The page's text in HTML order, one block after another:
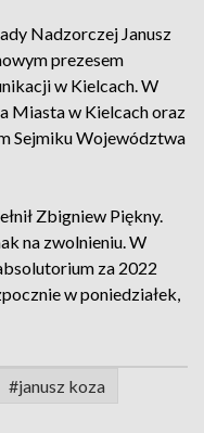
Nadzorczej Janusz
prezesem
w Kielcach. W
Miasta w Kielcach oraz
Sejmiku Województwa
Zbigniew Piękny.
na zwolnieniu. W
za 2022
w poniedziałek,
#janusz koza